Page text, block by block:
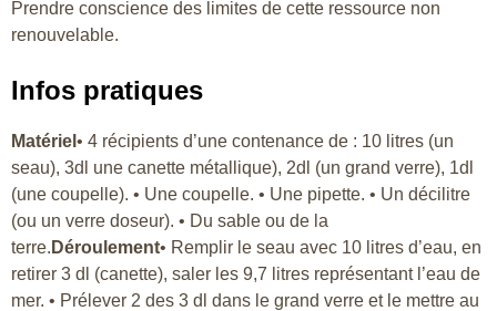
Prendre conscience des limites de cette ressource non
renouvelable.
Infos pratiques
Matériel • 4 récipients d’une contenance de : 10 litres (un
seau), 3dl une canette métallique), 2dl (un grand verre), 1dl
(une coupelle). • Une coupelle. • Une pipette. • Un décilitre
(ou un verre doseur). • Du sable ou de la
terre. Déroulement• Remplir le seau avec 10 litres d’eau, en
retirer 3 dl (canette), saler les 9,7 litres représentant l’eau de
mer. • Prélever 2 des 3 dl dans le grand verre et le mettre au